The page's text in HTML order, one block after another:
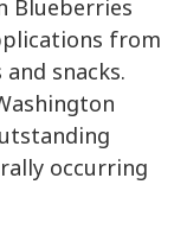
Blueberries
from
snacks.
occurring